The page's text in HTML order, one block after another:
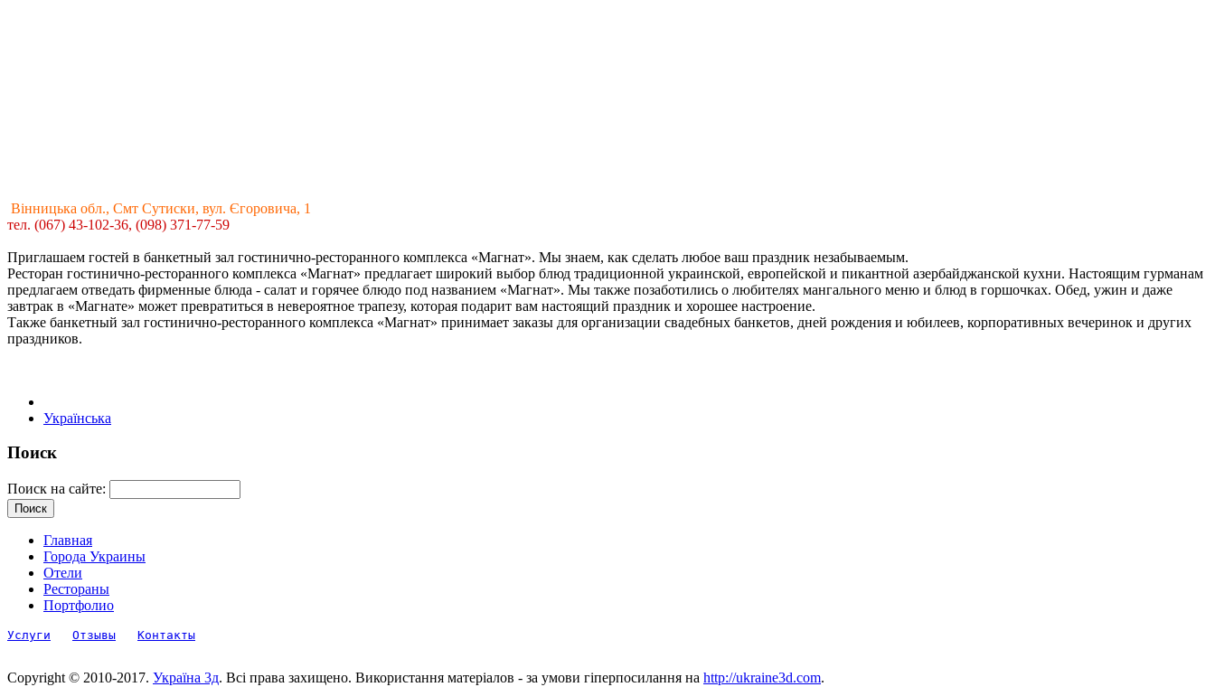
Вінницька обл., Смт Сутиски, вул. Єгоровича, 1
тел. (067) 43-102-36, (098) 371-77-59
Приглашаем гостей в банкетный зал гостинично-ресторанного комплекса «Магнат». Мы знаем, как сделать любое ваш праздник незабываемым.
Ресторан гостинично-ресторанного комплекса «Магнат» предлагает широкий выбор блюд традиционной украинской, европейской и пикантной азербайджанской кухни. Настоящим гурманам
предлагаем отведать фирменные блюда - салат и горячее блюдо под названием «Магнат». Мы также позаботились о любителях мангального меню и блюд в горшочках. Обед, ужин и даже
завтрак в «Магнате» может превратиться в невероятное трапезу, которая подарит вам настоящий праздник и хорошее настроение.
Также банкетный зал гостинично-ресторанного комплекса «Магнат» принимает заказы для организации свадебных банкетов, дней рождения и юбилеев, корпоративных вечеринок и других
праздников.
Українська
Поиск
Поиск на сайте:
Главная
Города Украины
Отели
Рестораны
Портфолио
Услуги Отзывы Контакты
Copyright © 2010-2017. Україна 3д. Всі права захищено. Використання матеріалов - за умови гіперпосилання на http://ukraine3d.com.